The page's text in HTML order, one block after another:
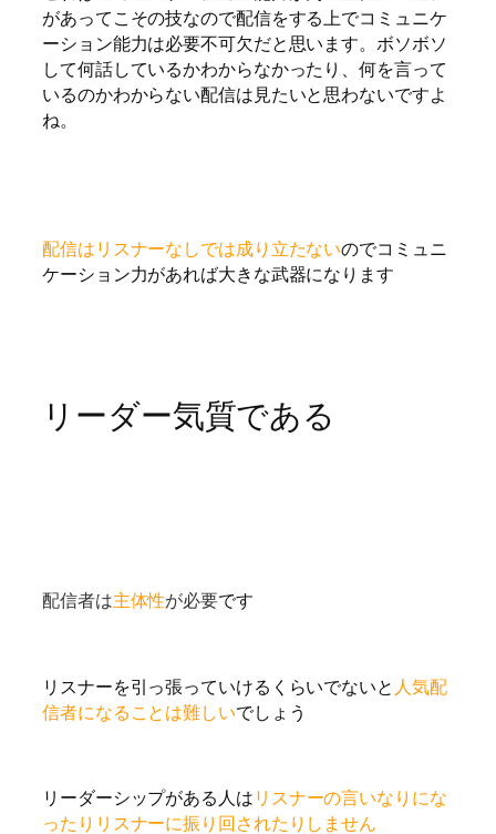
があってこその技なので配信をする上でコミュニケ
ーション能力は必要不可欠だと思います。ボソボソ
して何話しているかわからなかったり、何を言って
いるのかわからない配信は見たいと思わないですよ
ね。
配信はリスナーなしでは成り立たないのでコミュニ
ケーション力があれば大きな武器になります
リーダー気質である
配信者は主体性が必要です
リスナーを引っ張っていけるくらいでないと 人気配
信者になることは難しいでしょう
リーダーシップがある人は リスナーの言いなりにな
ったりリスナーに振り回されたりしません